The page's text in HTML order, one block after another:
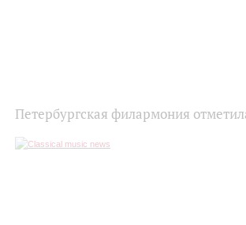
Петербургская филармония